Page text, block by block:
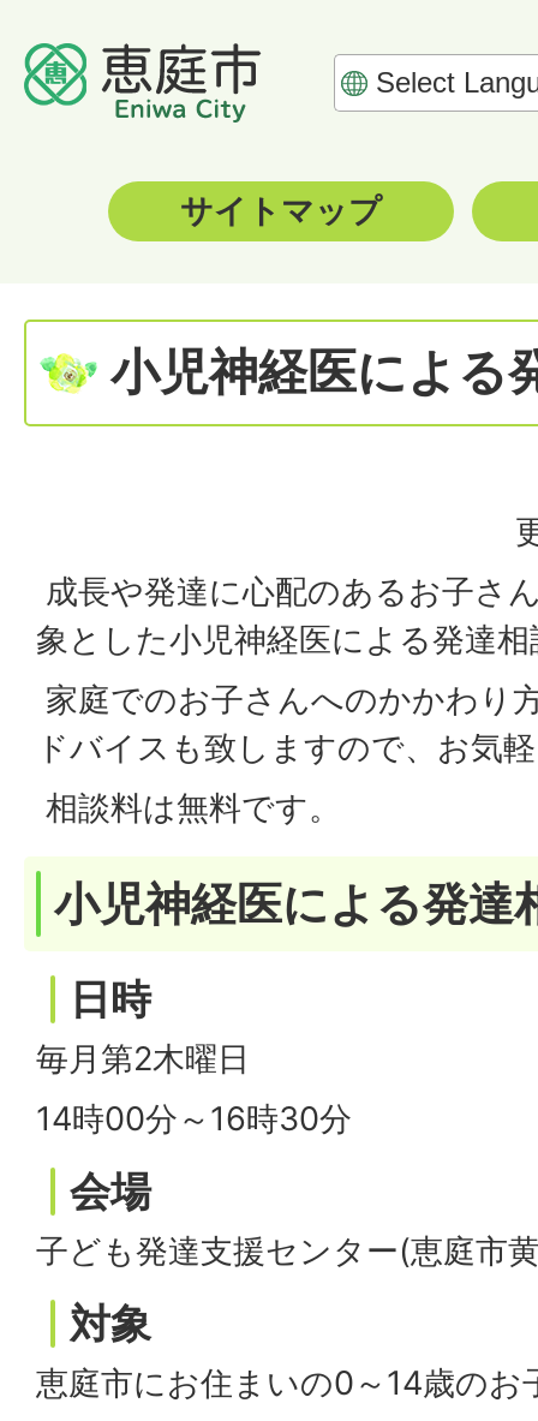
サイトマップ
小児神経医による
成長や発達に心配のあるお子さ
象とした小児神経医による発達
家庭でのお子さんへのかかわり
ドバイスも致しますので、お気
相談料は無料です。
小児神経医による発達
日時
毎月第2木曜日
14時00分～16時30分
会場
子ども発達支援センター(恵庭市
対象
恵庭市にお住まいの0～14歳のお